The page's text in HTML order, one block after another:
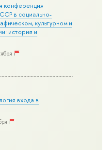
конференция
в социально-
культурном и
история и
входа в